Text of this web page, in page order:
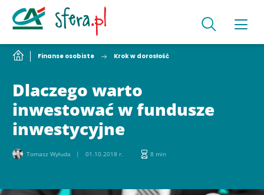
Finanse osobiste Krok w dorosłość
Dlaczego warto
inwestować w fundusze
inwestycyjne
Tomasz Wyłuda 01.10.2018 r. 8 min